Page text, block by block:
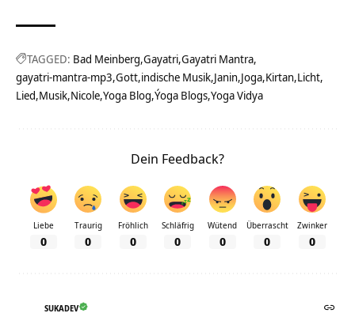
TAGGED: Bad Meinberg Gayatri Gayatri Mantra
gayatri-mantra-mp3 Gott indische Musik Janin Joga Kirtan Licht
Lied Musik Nicole Yoga Blog Ýoga Blogs Yoga Vidya
Dein Feedback?
Liebe
0
Traurig
0
Fröhlich
0
Schläfrig
0
Wütend
0
Überrascht
0
Zwinker
0
SUKADEV